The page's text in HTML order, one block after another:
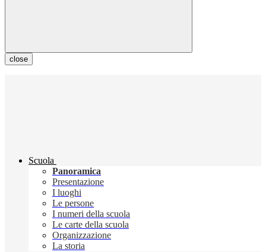
close
Scuola
Panoramica
Presentazione
I luoghi
Le persone
I numeri della scuola
Le carte della scuola
Organizzazione
La storia